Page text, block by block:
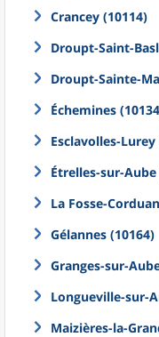
Crancey (10114)
Droupt-Saint-
Droupt-Sainte-
Échemines
Esclavolles-Lurey
Étrelles-sur-Aube
La Fosse-
Gélannes (10164)
Granges-sur-
Longueville-sur-
Maizières-la-